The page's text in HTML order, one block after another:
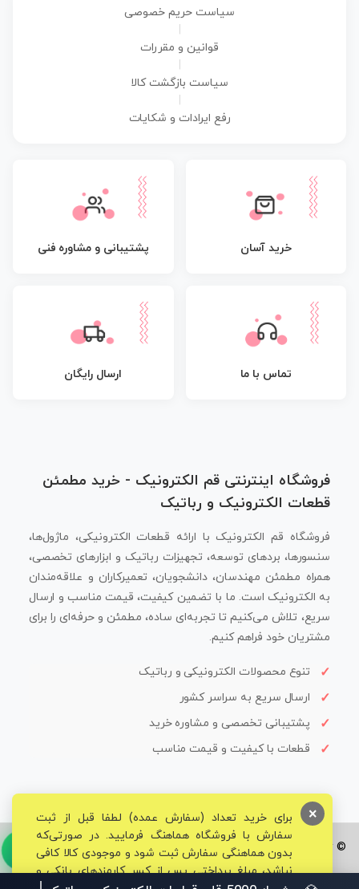
سیاست حریم خصوصی
قوانین و مقررات
سیاست بازگشت کالا
رفع ایرادات و شکایات
خرید آسان پشتیبانی و مشاوره فنی
تماس با ما ارسال رایگان
فروشگاه اینترنتی قم الکترونیک - خرید مطمئن
قطعات الکترونیک و رباتیک
فروشگاه قم الکترونیک با ارائه قطعات الکترونیکی، ماژول‌ها،
سنسورها، بردهای توسعه، تجهیزات رباتیک و ابزارهای تخصصی،
همراه مطمئن مهندسان، دانشجویان، تعمیرکاران و علاقه‌مندان
به الکترونیک است. ما با تضمین کیفیت، قیمت مناسب و ارسال
سریع، تلاش می‌کنیم تا تجربه‌ای ساده، مطمئن و حرفه‌ای را برای
مشتریان خود فراهم کنیم.
تنوع محصولات الکترونیکی و رباتیک
ارسال سریع به سراسر کشور
پشتیبانی تخصصی و مشاوره خرید
قطعات با کیفیت و قیمت مناسب
© تمامی حقوق برای فروشگاه تخصصی قم الکترونیک محفوظ می‌باشد.
برای خرید تعداد (سفارش عمده) لطفا قبل از ثبت
سفارش با فروشگاه هماهنگ فرمایید. در صورتی‌که
بدون هماهنگی سفارش ثبت شود و موجودی کالا کافی
نباشد، مبلغ پرداختی پس از کسر کارمزدهای بانکی و
×